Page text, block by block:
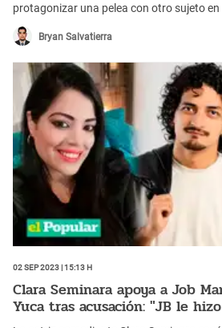
protagonizar una pelea con otro sujeto
Bryan Salvatierra
02 Sep 2023 | 15:13 h
Clara Seminara apoya a Job
Yuca tras acusación: "JB le